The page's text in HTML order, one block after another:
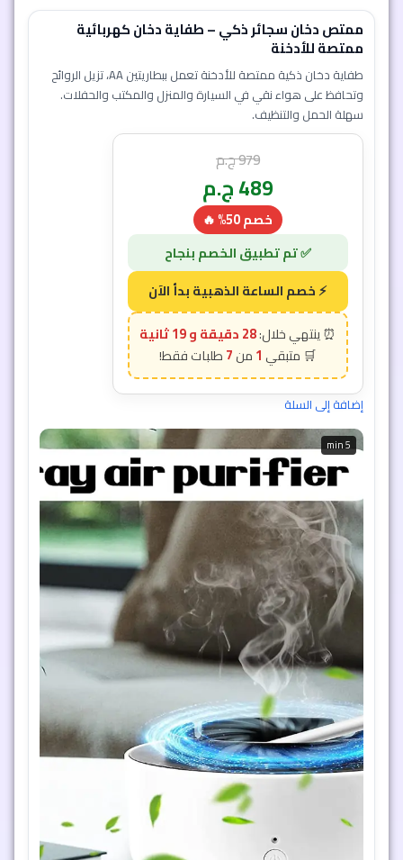
ممتص دخان سجائر ذكي – طفاية دخان كهربائية
ممتصة للأدخنة
طفاية دخان ذكية ممتصة للأدخنة تعمل ببطاريتين AA، تزيل الروائح
وتحافظ على هواء نقي في السيارة والمنزل والمكتب والحفلات.
سهلة الحمل والتنظيف.
979ج.م
489ج.م
خصم 50% 🔥
28 دقيقة و 16 ثانية
1
7
إضافة إلى السلة
5 min